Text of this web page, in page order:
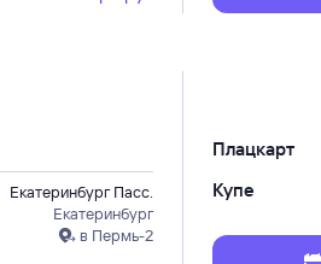
Екатеринбург Пасс.
Екатеринбург
в Пермь-2
Плацкарт
Купе